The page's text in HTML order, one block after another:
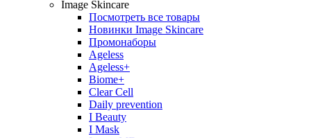
Image Skincare
Посмотреть все товары
Новинки Image Skincare
Промонаборы
Ageless
Ageless+
Biome+
Clear Cell
Daily prevention
I Beauty
I Mask